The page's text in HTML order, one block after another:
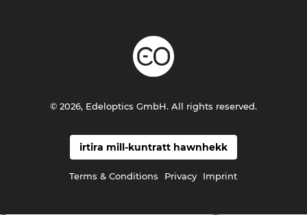
irtira mill-kuntratt hawnhekk
Terms & Conditions Privacy Imprint
© 2026, Edeloptics GmbH. All rights reserved.